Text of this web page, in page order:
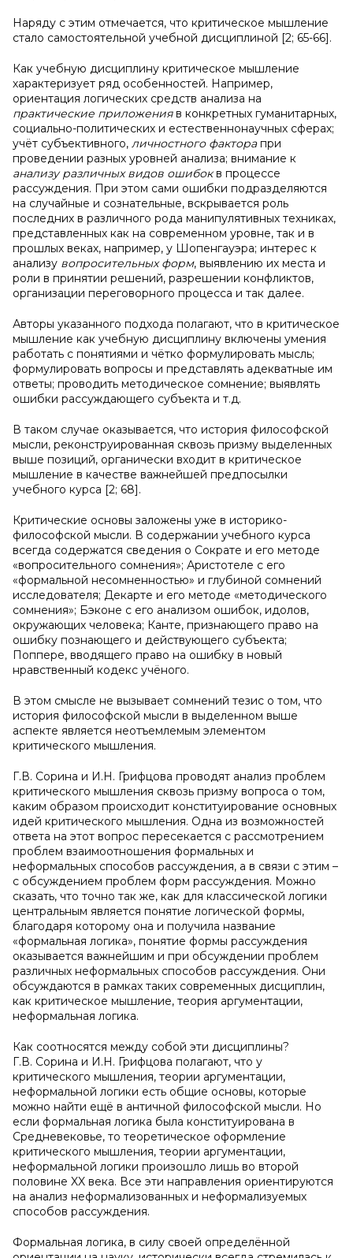
Наряду с этим отмечается, что критическое мышление
стало самостоятельной учебной дисциплиной [2; 65-66].
Как учебную дисциплину критическое мышление
характеризует ряд особенностей. Например,
ориентация логических средств анализа на
практические приложенияв конкретных гуманитарных,
социально-политических и естественнонаучных сферах;
учёт субъективного, личностного факторапри
проведении разных уровней анализа; внимание к
анализу различных видов ошибокв процессе
рассуждения. При этом сами ошибки подразделяются
на случайные и сознательные, вскрывается роль
последних в различного рода манипулятивных техниках,
представленных как на современном уровне, так и в
прошлых веках, например, у Шопенгауэра; интерес к
анализу вопросительных форм, выявлению их места и
роли в принятии решений, разрешении конфликтов,
организации переговорного процесса и так далее.
Авторы указанного подхода полагают, что в критическое
мышление как учебную дисциплину включены умения
работать с понятиями и чётко формулировать мысль;
формулировать вопросы и представлять адекватные им
ответы; проводить методическое сомнение; выявлять
ошибки рассуждающего субъекта и т.д.
В таком случае оказывается, что история философской
мысли, реконструированная сквозь призму выделенных
выше позиций, органически входит в критическое
мышление в качестве важнейшей предпосылки
учебного курса [2; 68].
Критические основы заложены уже в историко-
философской мысли. В содержании учебного курса
всегда содержатся сведения о Сократе и его методе
«вопросительного сомнения»; Аристотеле с его
«формальной несомненностью» и глубиной сомнений
исследователя; Декарте и его методе «методического
сомнения»; Бэконе с его анализом ошибок, идолов,
окружающих человека; Канте, признающего право на
ошибку познающего и действующего субъекта;
Поппере, вводящего право на ошибку в новый
нравственный кодекс учёного.
В этом смысле не вызывает сомнений тезис о том, что
история философской мысли в выделенном выше
аспекте является неотъемлемым элементом
критического мышления.
Г.В. Сорина и И.Н. Грифцова проводят анализ проблем
критического мышления сквозь призму вопроса о том,
каким образом происходит конституирование основных
идей критического мышления. Одна из возможностей
ответа на этот вопрос пересекается с рассмотрением
проблем взаимоотношения формальных и
неформальных способов рассуждения, а в связи с этим –
с обсуждением проблем форм рассуждения. Можно
сказать, что точно так же, как для классической логики
центральным является понятие логической формы,
благодаря которому она и получила название
«формальная логика», понятие формы рассуждения
оказывается важнейшим и при обсуждении проблем
различных неформальных способов рассуждения. Они
обсуждаются в рамках таких современных дисциплин,
как критическое мышление, теория аргументации,
неформальная логика.
Как соотносятся между собой эти дисциплины?
Г.В. Сорина и И.Н. Грифцова полагают, что у
критического мышления, теории аргументации,
неформальной логики есть общие основы, которые
можно найти ещё в античной философской мысли. Но
если формальная логика была конституирована в
Средневековье, то теоретическое оформление
критического мышления, теории аргументации,
неформальной логики произошло лишь во второй
половине XX века. Все эти направления ориентируются
на анализ неформализованных и неформализуемых
способов рассуждения.
Формальная логика, в силу своей определённой